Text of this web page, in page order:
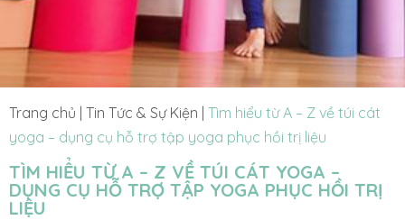
Trang chủ Tin Tức & Sự Kiện Tìm hiểu từ A – Z về túi cát
yoga – dụng cụ hỗ trợ tập yoga phục hồi trị liệu
TÌM HIỂU TỪ A – Z VỀ TÚI CÁT YOGA –
DỤNG CỤ HỖ TRỢ TẬP YOGA PHỤC HỒI TRỊ
LIỆU